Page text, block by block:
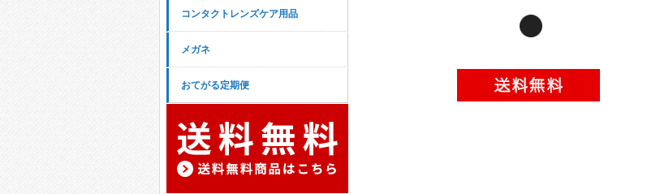
コンタクトレンズケア用品
メガネ
おてがる定期便